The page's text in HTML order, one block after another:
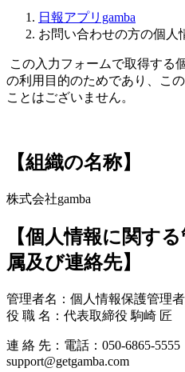
日報アプリgamba
お問い合わせの方の個人
この入力フォームで取得する
の利用目的のためであり、こ
ことはございません。
【組織の名称】
株式会社gamba
【個人情報に関す
属及び連絡先】
管理者名：個人情報保護管理者
役 職 名：代表取締役 駒崎 匠
連 絡 先：電話：050-6865-
support@getgamba.com